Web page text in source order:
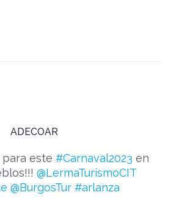
ADECOAR
este #Carnaval2023 en
@LermaTurismoCIT
@BurgosTur #arlanza